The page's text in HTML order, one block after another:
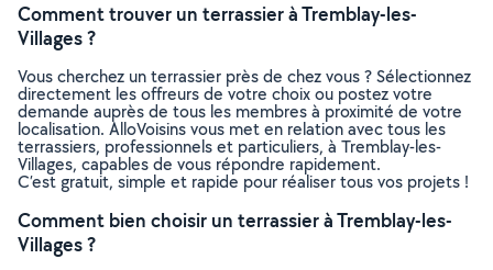
Comment trouver un terrassier à Tremblay-les-
Villages ?
Vous cherchez un terrassier près de chez vous ? Sélectionnez
directement les offreurs de votre choix ou postez votre
demande auprès de tous les membres à proximité de votre
localisation. AlloVoisins vous met en relation avec tous les
terrassiers, professionnels et particuliers, à Tremblay-les-
Villages, capables de vous répondre rapidement.
C’est gratuit, simple et rapide pour réaliser tous vos projets !
Comment bien choisir un terrassier à Tremblay-les-
Villages ?